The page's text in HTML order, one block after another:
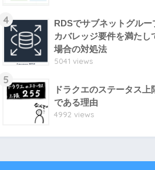
4
RDSでサブネットグルー
カバレッジ要件を満たし
場合の対処法
5041 views
5
ドラクエのステータス上
である理由
4992 views